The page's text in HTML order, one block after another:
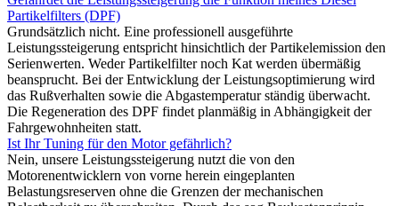
Partikelfilters (DPF)
Grundsätzlich nicht. Eine professionell ausgeführte
Leistungssteigerung entspricht hinsichtlich der Partikelemission den
Serienwerten. Weder Partikelfilter noch Kat werden übermäßig
beansprucht. Bei der Entwicklung der Leistungsoptimierung wird
das Rußverhalten sowie die Abgastemperatur ständig überwacht.
Die Regeneration des DPF findet planmäßig in Abhängigkeit der
Fahrgewohnheiten statt.
Ist Ihr Tuning für den Motor gefährlich?
Nein, unsere Leistungssteigerung nutzt die von den
Motorenentwicklern von vorne herein eingeplanten
Belastungsreserven ohne die Grenzen der mechanischen